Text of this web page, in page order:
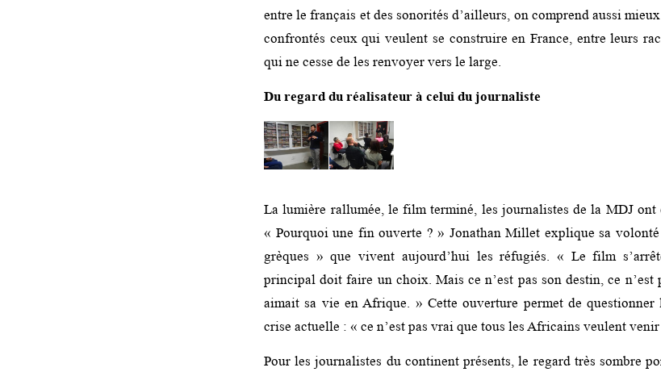
entre le français et des sonorités d’ailleurs, on comprend aussi
confrontés ceux qui veulent se construire en France, entre leurs
qui ne cesse de les renvoyer vers le large.
Du regard du réalisateur à celui du journaliste
La lumière rallumée, le film terminé, les journalistes de la MDJ ont
« Pourquoi une fin ouverte ? » Jonathan Millet explique sa volonté
grèques » que vivent aujourd’hui les réfugiés. « Le film
principal doit faire un choix. Mais ce n’est pas son destin, ce
aimait sa vie en Afrique. » Cette ouverture permet de questionner
crise actuelle : « ce n’est pas vrai que tous les Africains veulent venir
Pour les journalistes du continent présents, le regard très sombre